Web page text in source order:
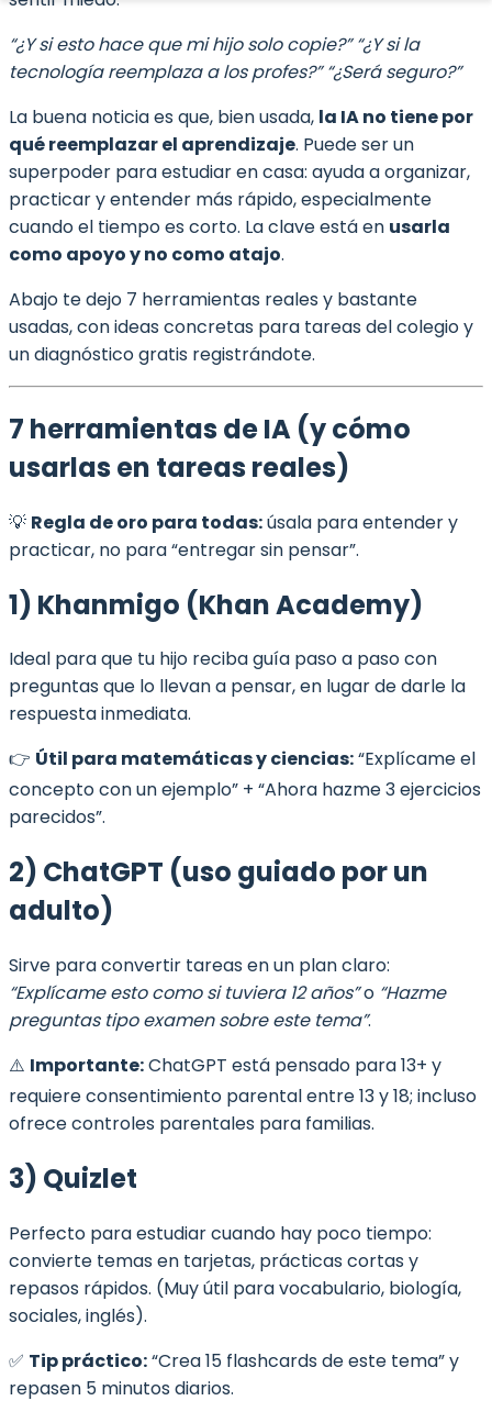
“¿Y si esto hace que mi hijo solo copie?” “¿Y si la
tecnología reemplaza a los profes?” “¿Será seguro?”
La buena noticia es que, bien usada, la IA no tiene por
qué reemplazar el aprendizaje. Puede ser un
superpoder para estudiar en casa: ayuda a organizar,
practicar y entender más rápido, especialmente
cuando el tiempo es corto. La clave está en usarla
como apoyo y no como atajo.
Abajo te dejo 7 herramientas reales y bastante
usadas, con ideas concretas para tareas del colegio y
un diagnóstico gratis registrándote.
7 herramientas de IA (y cómo
usarlas en tareas reales)
💡 Regla de oro para todas:úsala para entender y
practicar, no para “entregar sin pensar”.
1) Khanmigo (Khan Academy)
Ideal para que tu hijo reciba guía paso a paso con
preguntas que lo llevan a pensar, en lugar de darle la
respuesta inmediata.
👉 Útil para matemáticas y ciencias:“Explícame el
concepto con un ejemplo” + “Ahora hazme 3 ejercicios
parecidos”.
2) ChatGPT (uso guiado por un
adulto)
Sirve para convertir tareas en un plan claro:
“Explícame esto como si tuviera 12 años”o “Hazme
preguntas tipo examen sobre este tema”.
⚠️ Importante:ChatGPT está pensado para 13+ y
requiere consentimiento parental entre 13 y 18; incluso
ofrece controles parentales para familias.
3) Quizlet
Perfecto para estudiar cuando hay poco tiempo:
convierte temas en tarjetas, prácticas cortas y
repasos rápidos. (Muy útil para vocabulario, biología,
sociales, inglés).
✅ Tip práctico:“Crea 15 flashcards de este tema” y
repasen 5 minutos diarios.